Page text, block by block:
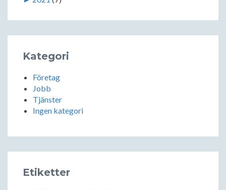
Kategori
Företag
Jobb
Tjänster
Ingen kategori
Etiketter